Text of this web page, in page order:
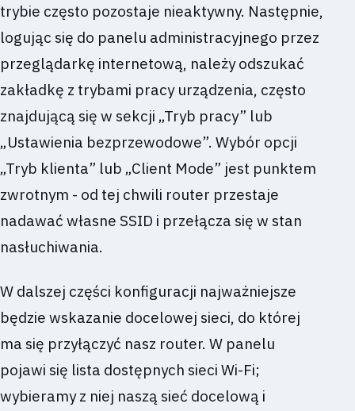
trybie często pozostaje nieaktywny. Następnie,
logując się do panelu administracyjnego przez
przeglądarkę internetową, należy odszukać
zakładkę z trybami pracy urządzenia, często
znajdującą się w sekcji „Tryb pracy” lub
„Ustawienia bezprzewodowe”. Wybór opcji
„Tryb klienta” lub „Client Mode” jest punktem
zwrotnym - od tej chwili router przestaje
nadawać własne SSID i przełącza się w stan
nasłuchiwania.
W dalszej części konfiguracji najważniejsze
będzie wskazanie docelowej sieci, do której
ma się przyłączyć nasz router. W panelu
pojawi się lista dostępnych sieci Wi-Fi;
wybieramy z niej naszą sieć docelową i